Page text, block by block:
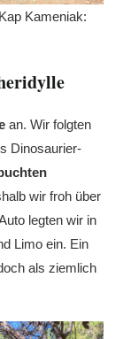
Kameniak:
an. Wir folgten
Dinosaurier-
wir froh über
legten wir in
Limo ein. Ein
als ziemlich